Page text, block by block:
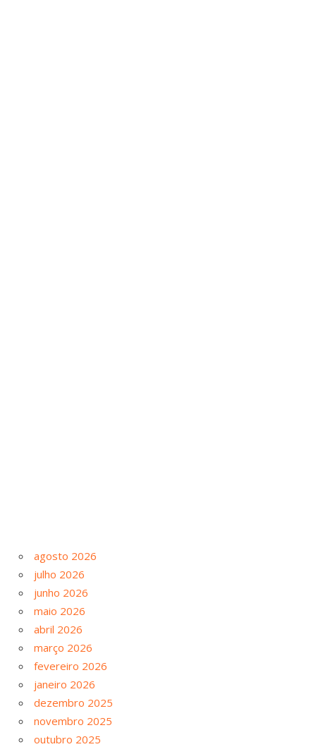
agosto 2026
julho 2026
junho 2026
maio 2026
abril 2026
março 2026
fevereiro 2026
janeiro 2026
dezembro 2025
novembro 2025
outubro 2025